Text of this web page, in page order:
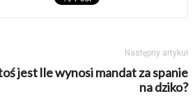
jest
Następny artykuł
Ile wynosi mandat za spanie
na dziko?